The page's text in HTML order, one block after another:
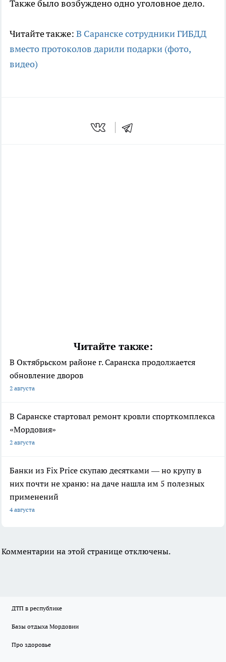
Также было возбуждено одно уголовное дело.
Читайте также: В Саранске сотрудники ГИБДД
вместо протоколов дарили подарки (фото,
видео)
Читайте также:
В Октябрьском районе г. Саранска продолжается
обновление дворов
2 августа
В Саранске стартовал ремонт кровли спорткомплекса
«Мордовия»
2 августа
Банки из Fix Price скупаю десятками — но крупу в
них почти не храню: на даче нашла им 5 полезных
применений
4 августа
Комментарии на этой странице отключены.
ДТП в республике
Базы отдыха Мордовии
Про здоровье